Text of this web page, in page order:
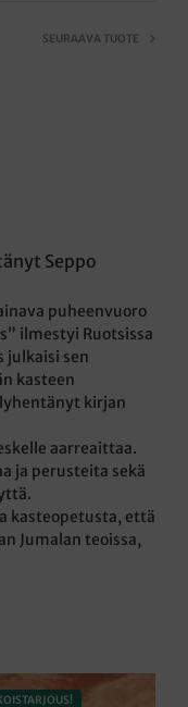
SEURAAVA TUOTE
Seppo
puheenvuoro
ilmestyi Ruotsissa
julkaisi sen
kasteen
kirjan
aarreaittaa.
ja perusteita sekä
kasteopetusta, että
Jumalan teoissa,